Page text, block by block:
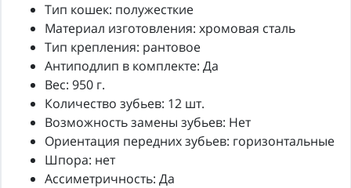
Тип кошек: полужесткие
Материал изготовления: хромовая сталь
Тип крепления: рантовое
Антиподлип в комплекте: Да
Вес: 950 г.
Количество зубьев: 12 шт.
Возможность замены зубьев: Нет
Ориентация передних зубьев: горизонтальные
Шпора: нет
Ассиметричность: Да